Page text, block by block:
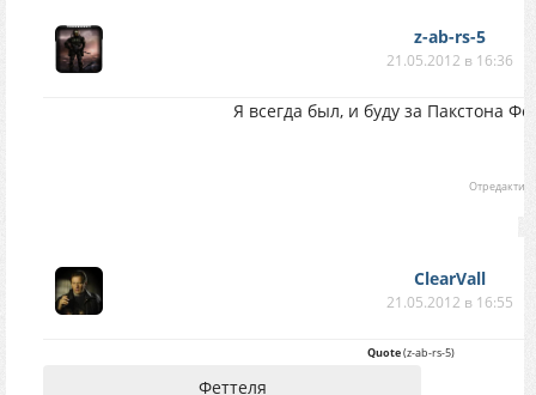
z-ab-rs-5
21.05.2012 в 16:36
Я всегда был, и буду за Пакстона
ClearVall
21.05.2012 в 16:55
Quote(z-ab-rs-5)
Феттеля